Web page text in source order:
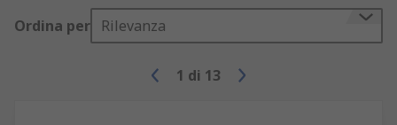
Ordina per Rilevanza
1 di 13